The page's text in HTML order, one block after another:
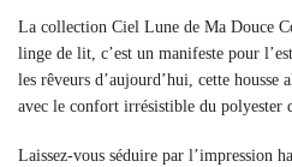
La collection Ciel Lune de Ma Douce
linge de lit, c’est un manifeste pour
les rêveurs d’aujourd’hui, cette
avec le confort irrésistible du polyester
Laissez-vous séduire par l’impression